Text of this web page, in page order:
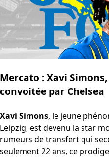
Mercato : Xavi
convoitée par Chelsea
Xavi Simons, le jeune
Leipzig, est devenu la star
rumeurs de transfert qui
seulement 22 ans, ce